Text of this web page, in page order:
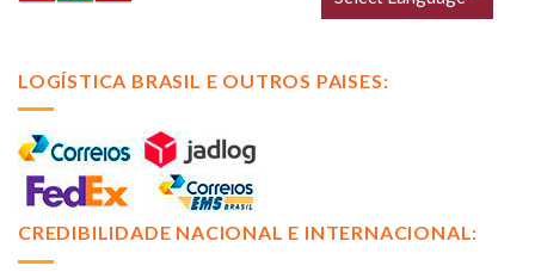
LOGÍSTICA BRASIL E OUTROS PAISES:
CREDIBILIDADE NACIONAL E INTERNACIONAL: